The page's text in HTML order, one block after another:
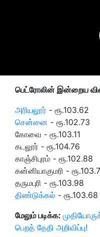
பெட்ரோலின் இன்றைய
அரியலூர் - ரூ.103.62
சென்னை - ரூ.102.73
கோவை - ரூ.103.11
கடலூர் - ரூ.104.76
காஞ்சிபுரம் - ரூ.102.88
கன்னியாகுமரி -
தருமபுரி - ரூ.103.98
திண்டுக்கல் - ரூ.103.68
மேலும் படிக்க:
பெறத் தேதி அறிவிப்பு!